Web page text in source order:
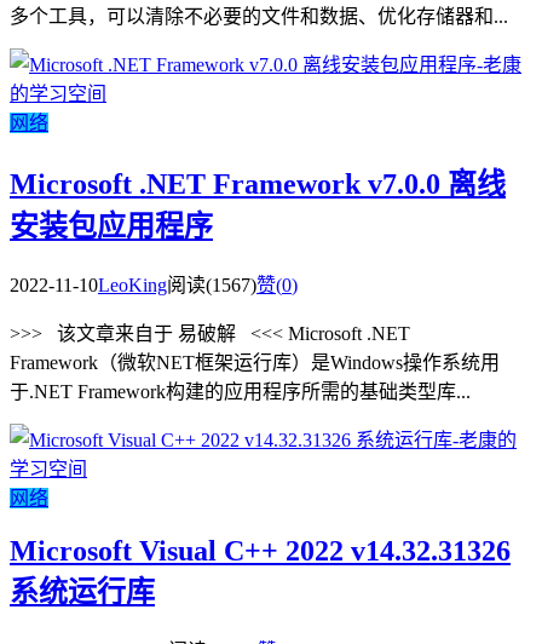
多个工具，可以清除不必要的文件和数据、优化存储器和...
网络
Microsoft .NET Framework v7.0.0 离线
安装包应用程序
2022-11-10LeoKing阅读(1567)赞(0)
>>> 该文章来自于 易破解 <<< Microsoft .NET
Framework（微软NET框架运行库）是Windows操作系统用
于.NET Framework构建的应用程序所需的基础类型库...
网络
Microsoft Visual C++ 2022 v14.32.31326
系统运行库